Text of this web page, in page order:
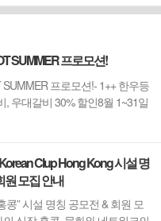
SUMMER 프로모션!
프로모션!- 1++ 한우등
, 우대갈비 30% 할인8월 1~31일
Clup Hong Kong 시설 명
원 모집 안내
콩” 시설 명칭 공모전 & 회원 모